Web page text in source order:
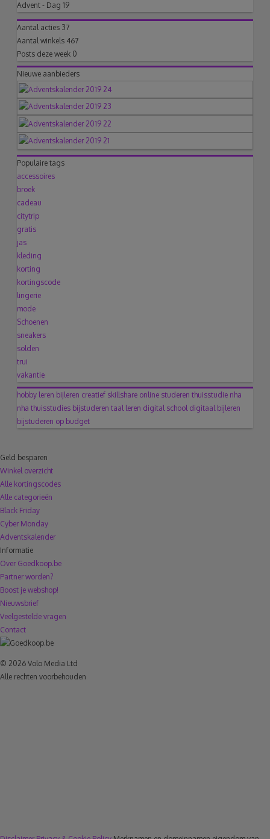
Advent - Dag 19
Aantal acties 37
Aantal winkels 467
Posts deze week 0
Nieuwe aanbieders
Populaire tags
accessoires
broek
cadeau
citytrip
gratis
jas
kleding
korting
kortingscode
lingerie
mode
Schoenen
sneakers
solden
trui
vakantie
hobby leren bijleren creatief skillshare online studeren thuisstudie nha
nha thuisstudies bijstuderen taal leren digital school digitaal bijleren
bijstuderen op budget
Geld besparen
Winkel overzicht
Alle kortingscodes
Alle categorieën
Black Friday
Cyber Monday
Adventskalender
Informatie
Over Goedkoop.be
Partner worden?
Boost je webshop!
Nieuwsbrief
Veelgestelde vragen
Contact
© 2026 Volo Media Ltd
Alle rechten voorbehouden